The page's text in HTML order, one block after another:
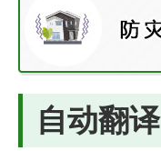
自动翻译